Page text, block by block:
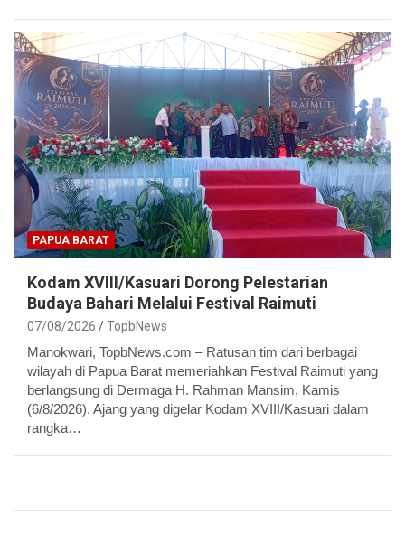
PAPUA BARAT
Kodam XVIII/Kasuari Dorong Pelestarian
Budaya Bahari Melalui Festival Raimuti
07/08/2026 TopbNews
Manokwari, TopbNews.com – Ratusan tim dari berbagai
wilayah di Papua Barat memeriahkan Festival Raimuti yang
berlangsung di Dermaga H. Rahman Mansim, Kamis
(6/8/2026). Ajang yang digelar Kodam XVIII/Kasuari dalam
rangka…